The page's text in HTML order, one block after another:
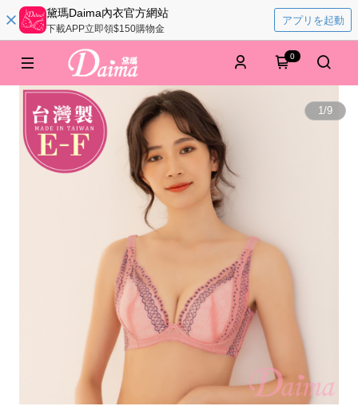
黛瑪Daima內衣官方網站
下載APP立即領$150購物金
アプリを起動
0
1/9